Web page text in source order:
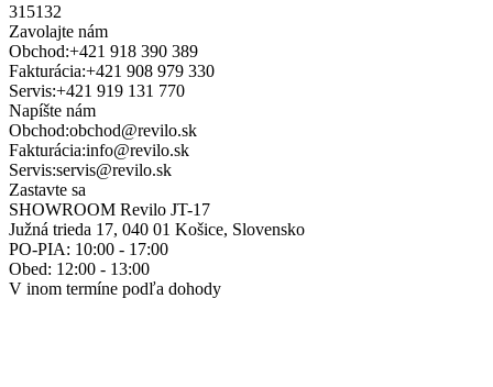
315132
Zavolajte nám
Obchod:+421 918 390 389
Fakturácia:+421 908 979 330
Servis:+421 919 131 770
Napíšte nám
Obchod:obchod@revilo.sk
Fakturácia:info@revilo.sk
Servis:servis@revilo.sk
Zastavte sa
SHOWROOM Revilo JT-17
Južná trieda 17, 040 01 Košice, Slovensko
PO-PIA: 10:00 - 17:00
Obed: 12:00 - 13:00
V inom termíne podľa dohody